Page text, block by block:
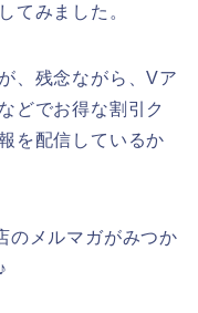
てみました。
、残念ながら、Vア
どでお得な割引ク
を配信しているか
のメルマガがみつか